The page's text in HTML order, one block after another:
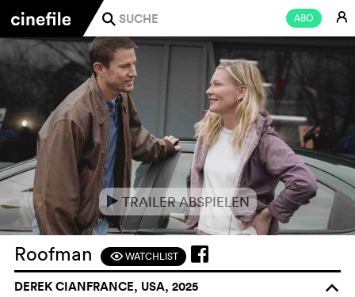
ABO E
j
e TRAILER ABSPIELEN
Roofman FWATCHLIST
DEREK CIANFRANCE, USA, 2025 o